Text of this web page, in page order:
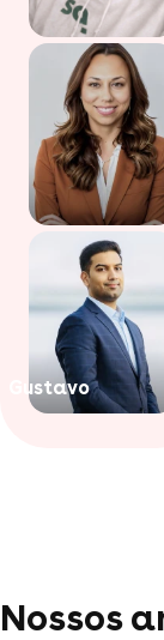
Gustavo
Nossos